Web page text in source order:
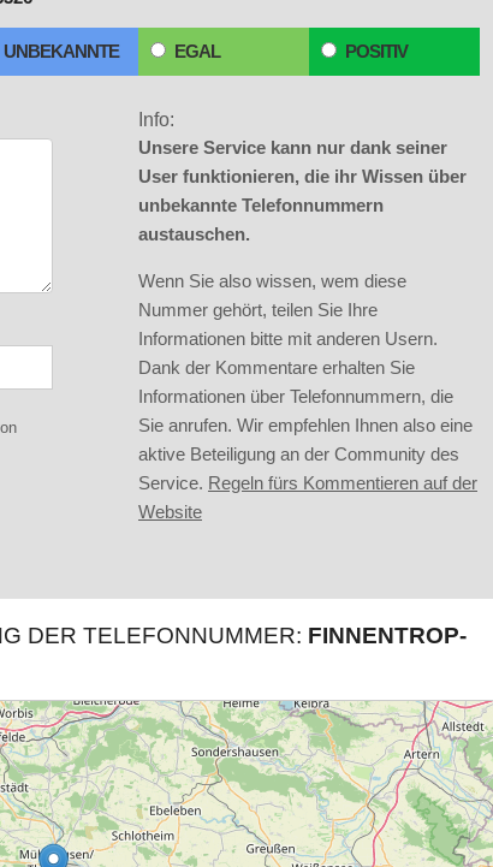
UNBEKANNTE EGAL POSITIV
Info:
Unsere Service kann nur dank seiner
User funktionieren, die ihr Wissen über
unbekannte Telefonnummern
austauschen.
Wenn Sie also wissen, wem diese
Nummer gehört, teilen Sie Ihre
Informationen bitte mit anderen Usern.
Dank der Kommentare erhalten Sie
Informationen über Telefonnummern, die
Sie anrufen. Wir empfehlen Ihnen also eine
aktive Beteiligung an der Community des
Service. Regeln fürs Kommentieren auf der
Website
DER TELEFONNUMMER: FINNENTROP-